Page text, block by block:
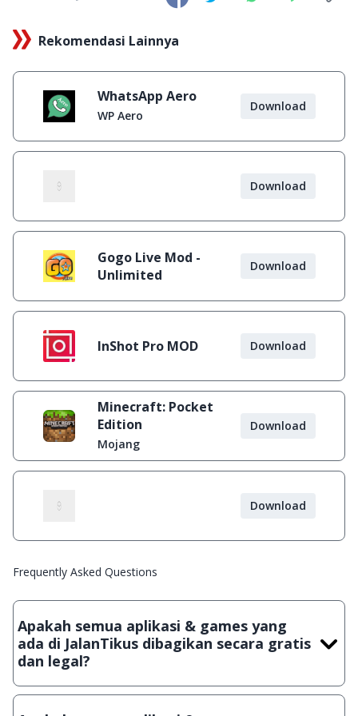
Rekomendasi Lainnya
WhatsApp Aero
WP Aero
Download
Download
Gogo Live Mod -
Unlimited
Download
InShot Pro MOD Download
Minecraft: Pocket
Edition
Mojang
Download
Download
Frequently Asked Questions
Apakah semua aplikasi & games yang
ada di JalanTikus dibagikan secara gratis
dan legal?
Ya, JalanTikus hanya membagikan aplikasi & games yang